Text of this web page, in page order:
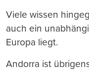
Viele wissen
auch ein
Europa liegt.
Andorra ist